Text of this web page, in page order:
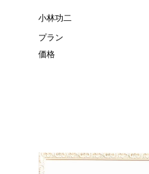
小林功二
プラン
価格